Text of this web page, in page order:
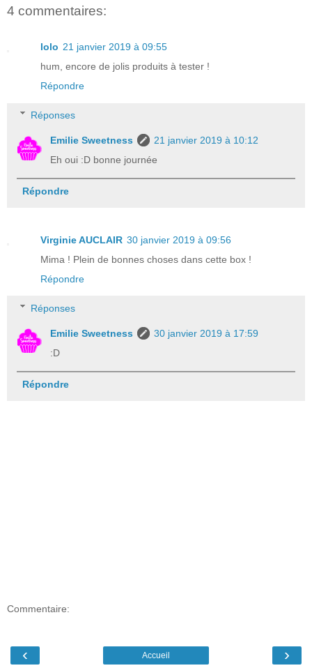
4 commentaires:
lolo 21 janvier 2019 à 09:55
hum, encore de jolis produits à tester !
Répondre
Réponses
Emilie Sweetness
21 janvier 2019 à 10:12
Eh oui :D bonne journée
Répondre
Virginie AUCLAIR 30 janvier 2019 à 09:56
Mima ! Plein de bonnes choses dans cette box !
Répondre
Réponses
Emilie Sweetness
30 janvier 2019 à 17:59
:D
Répondre
Commentaire:
‹ ›
Accueil